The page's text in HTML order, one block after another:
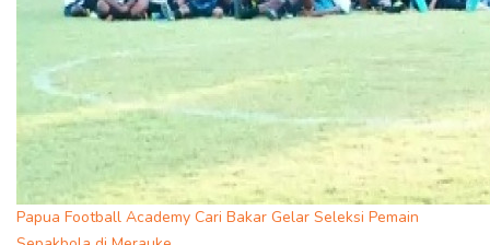
Papua Football Academy Cari Bakar Gelar Seleksi Pemain